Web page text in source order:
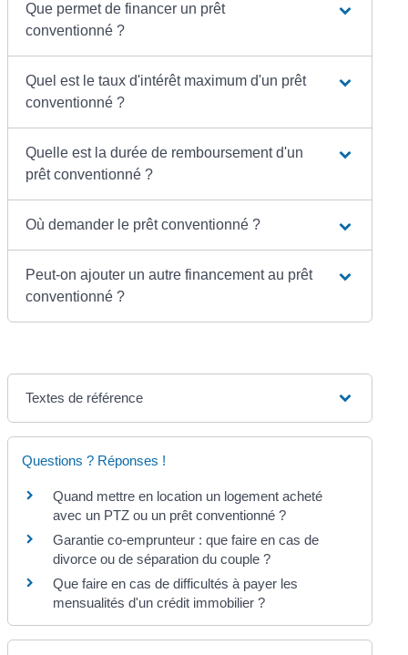
Que permet de financer un prêt
conventionné ?
Quel est le taux d'intérêt maximum d'un prêt
conventionné ?
Quelle est la durée de remboursement d'un
prêt conventionné ?
Où demander le prêt conventionné ?
Peut-on ajouter un autre financement au prêt
conventionné ?
Textes de référence
Questions ? Réponses !
Quand mettre en location un logement acheté
avec un PTZ ou un prêt conventionné ?
Garantie co-emprunteur : que faire en cas de
divorce ou de séparation du couple ?
Que faire en cas de difficultés à payer les
mensualités d'un crédit immobilier ?